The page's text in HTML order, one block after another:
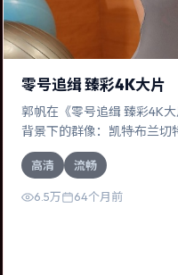
零号追缉 臻彩4K大片
郭帆在《零号追缉 臻彩4K
背景下的群像：凯特·布兰
为一部科幻作品，故事从日
的结局；视听语言统一，情
高清 流畅
6.5万 64个月前